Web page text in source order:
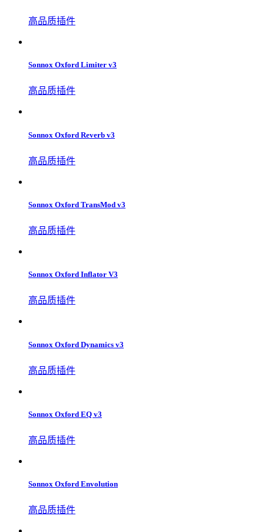
高品质插件
Sonnox Oxford Limiter v3
高品质插件
Sonnox Oxford Reverb v3
高品质插件
Sonnox Oxford TransMod v3
高品质插件
Sonnox Oxford Inflator V3
高品质插件
Sonnox Oxford Dynamics v3
高品质插件
Sonnox Oxford EQ v3
高品质插件
Sonnox Oxford Envolution
高品质插件